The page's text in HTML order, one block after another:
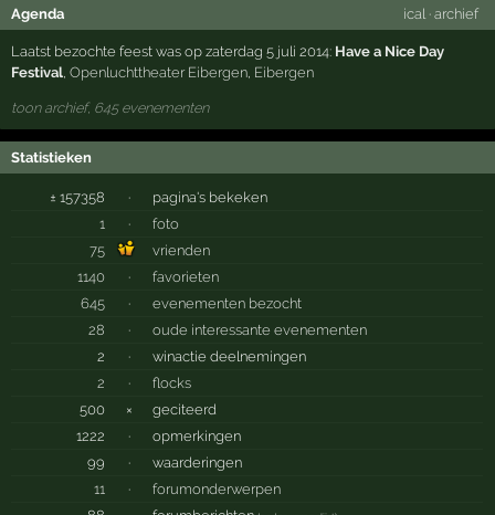
Agenda ical· archief
Laatst bezochte feest was op zaterdag 5 juli 2014: Have a Nice Day
Festival,Openluchttheater Eibergen, Eibergen
toon archief, 645 evenementen
Statistieken
± 157358 ·
pagina's bekeken
1
·
foto
75
vrienden
1140
·
favorieten
645
·
evenementen bezocht
28
·
oude interessante evenementen
2
·
winactie deelnemingen
2
·
flocks
500
×
geciteerd
1222
·
opmerkingen
99
·
waarderingen
11
·
forumonderwerpen